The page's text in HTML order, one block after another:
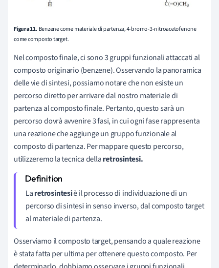
Figura 11. Benzene come materiale di partenza, 4-bromo-3-nitroacetofenone
come composto target.
Nel composto finale, ci sono 3 gruppi funzionali attaccati al
composto originario (benzene). Osservando la panoramica
delle vie di sintesi, possiamo notare che non esiste un
percorso diretto per arrivare dal nostro materiale di
partenza al composto finale. Pertanto, questo sarà un
percorso dovrà avvenire 3 fasi, in cui ogni fase rappresenta
una reazione che aggiunge un gruppo funzionale al
composto di partenza. Per mappare questo percorso,
utilizzeremo la tecnica dellaretrosintesi.
Laretrosintesiè il processo di individuazione di un
percorso di sintesi in senso inverso, dal composto target
al materiale di partenza.
Osserviamo il composto target, pensando a quale reazione
è stata fatta per ultima per ottenere questo composto. Per